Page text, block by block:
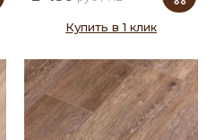
Купить в 1 клик